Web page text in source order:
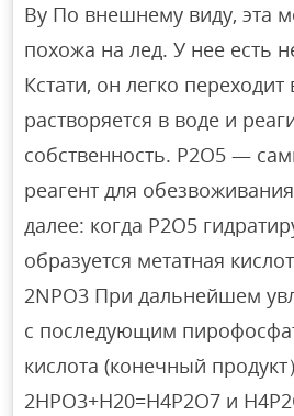
By По внешнему виду, эта
похожа на лед. У нее есть
Кстати, он легко
растворяется в воде и
собственность. P2O5 —
реагент для
далее: когда P2O5
образуется метатная
2NPO3 При дальнейшем
с последующим
кислота (конечный продукт
2НРО3+Н20=Н4Р2О7 и